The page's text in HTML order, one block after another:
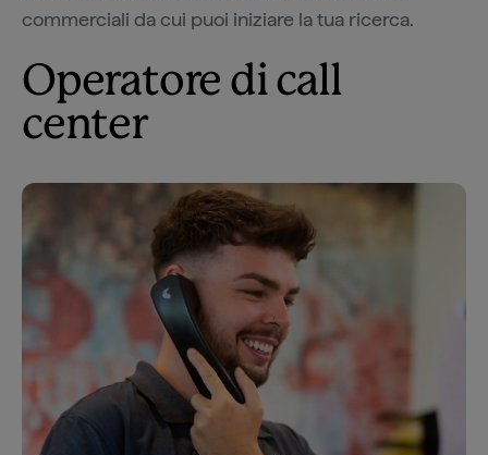
commerciali da cui puoi iniziare la tua ricerca.
Operatore di call
center